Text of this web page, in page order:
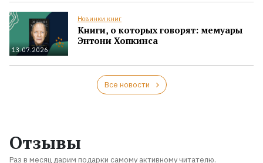
13.07.2026
Новинки книг
Книги, о которых говорят: мемуары
Энтони Хопкинса
Все новости
Отзывы
Раз в месяц дарим подарки самому активному читателю.